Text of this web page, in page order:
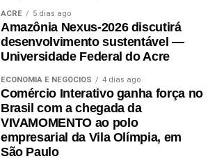
ACRE 5 dias ago
Amazônia Nexus-2026 discutirá
desenvolvimento sustentável —
Universidade Federal do Acre
ECONOMIA E NEGÓCIOS 4 dias ago
Comércio Interativo ganha força no
Brasil com a chegada da
VIVAMOMENTO ao polo
empresarial da Vila Olímpia, em
São Paulo